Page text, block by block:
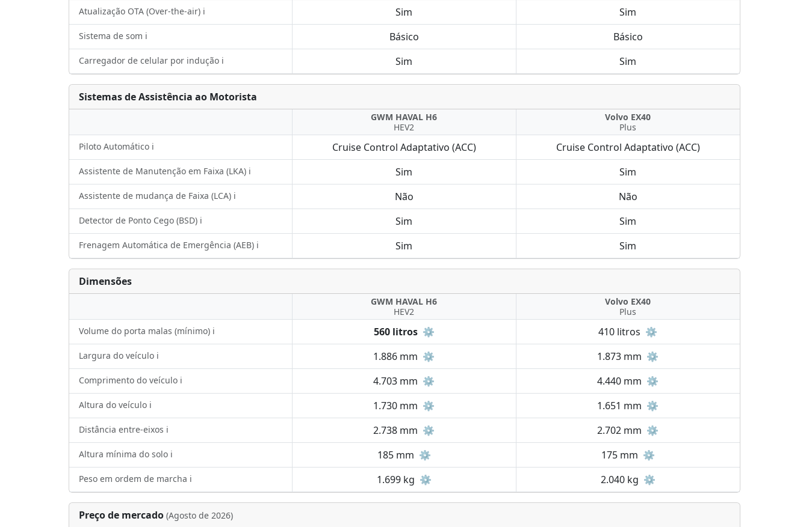
Atualização OTA (Over-the-air) ℹ️ Sim Sim
Sistema de som ℹ️ Básico Básico
Carregador de celular por indução ℹ️ Sim Sim
Sistemas de Assistência ao Motorista
GWM HAVAL H6
HEV2
Volvo EX40
Plus
Piloto Automático ℹ️
Cruise Control Adaptativo (ACC) Cruise Control Adaptativo (ACC)
Assistente de Manutenção em Faixa (LKA) ℹ️ Sim Sim
Assistente de mudança de Faixa (LCA) ℹ️ Não Não
Detector de Ponto Cego (BSD) ℹ️ Sim Sim
Frenagem Automática de Emergência (AEB) ℹ️ Sim Sim
Dimensões
GWM HAVAL H6
HEV2
Volvo EX40
Plus
Volume do porta malas (mínimo) ℹ️
560 litros ⚙️ 410 litros ⚙️
Largura do veículo ℹ️ 1.886 mm ⚙️ 1.873 mm ⚙️
Comprimento do veículo ℹ️ 4.703 mm ⚙️ 4.440 mm ⚙️
Altura do veículo ℹ️ 1.730 mm ⚙️ 1.651 mm ⚙️
Distância entre-eixos ℹ️ 2.738 mm ⚙️ 2.702 mm ⚙️
Altura mínima do solo ℹ️ 185 mm ⚙️ 175 mm ⚙️
Peso em ordem de marcha ℹ️ 1.699 kg ⚙️ 2.040 kg ⚙️
Preço de mercado (Agosto de 2026)